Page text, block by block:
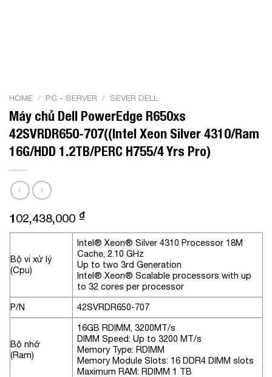
HOME / PC - SERVER / SEVER DELL
Máy chủ Dell PowerEdge R650xs
42SVRDR650-707((Intel Xeon Silver 4310/Ram
16G/HDD 1.2TB/PERC H755/4 Yrs Pro)
102,438,000 ₫
Bộ vi xử lý
(Cpu)
Intel® Xeon® Silver 4310 Processor 18M
Cache, 2.10 GHz
Up to two 3rd Generation
Intel® Xeon® Scalable processors with up
to 32 cores per processor
P/N
42SVRDR650-707
Bộ nhớ
(Ram)
16GB RDIMM, 3200MT/s
DIMM Speed: Up to 3200 MT/s
Memory Type: RDIMM
Memory Module Slots: 16 DDR4 DIMM slots
Maximum RAM: RDIMM 1 TB